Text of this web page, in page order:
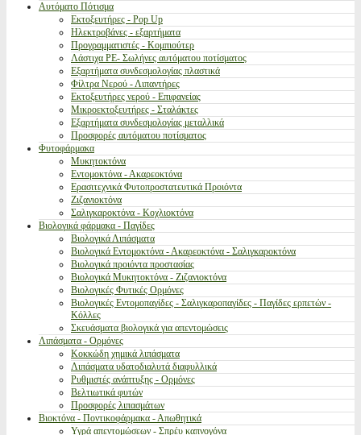
Αυτόματο Πότισμα
Εκτοξευτήρες - Pop Up
Ηλεκτροβάνες - εξαρτήματα
Προγραμματιστές - Κομπιούτερ
Λάστιχα PE- Σωλήνες αυτόματου ποτίσματος
Εξαρτήματα συνδεσμολογίας πλαστικά
Φίλτρα Νερού - Λιπαντήρες
Εκτοξευτήρες νερού - Επιφανείας
Μικροεκτοξευτήρες - Σταλάκτες
Εξαρτήματα συνδεσμολογίας μεταλλικά
Προσφορές αυτόματου ποτίσματος
Φυτοφάρμακα
Μυκητοκτόνα
Εντομοκτόνα - Ακαρεοκτόνα
Ερασιτεχνικά Φυτοπροστατευτικά Προιόντα
Ζιζανιοκτόνα
Σαλιγκαροκτόνα - Κοχλιοκτόνα
Βιολογικά φάρμακα - Παγίδες
Βιολογικά Λιπάσματα
Βιολογικά Εντομοκτόνα - Ακαρεοκτόνα - Σαλιγκαροκτόνα
Βιολογικά προιόντα προστασίας
Βιολογικά Μυκητοκτόνα - Ζιζανιοκτόνα
Βιολογικές Φυτικές Ορμόνες
Βιολογικές Εντομοπαγίδες - Σαλιγκαροπαγίδες - Παγίδες ερπετών -
Κόλλες
Σκευάσματα βιολογικά για απεντομώσεις
Λιπάσματα - Ορμόνες
Κοκκώδη χημικά λιπάσματα
Λιπάσματα υδατοδιαλυτά διαφυλλικά
Ρυθμιστές ανάπτυξης - Ορμόνες
Βελτιωτικά φυτών
Προσφορές λιπασμάτων
Βιοκτόνα - Ποντικοφάρμακα - Απωθητικά
Υγρά απεντομώσεων - Σπρέυ καπνογόνα